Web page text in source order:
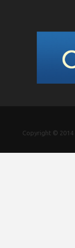
Copyright © 2014